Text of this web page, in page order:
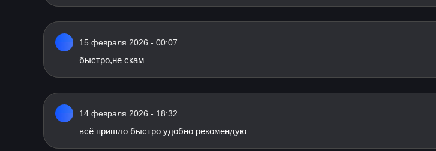
15 февраля 2026 - 00:07
быстро,не скам
14 февраля 2026 - 18:32
всё пришло быстро удобно рекомендую